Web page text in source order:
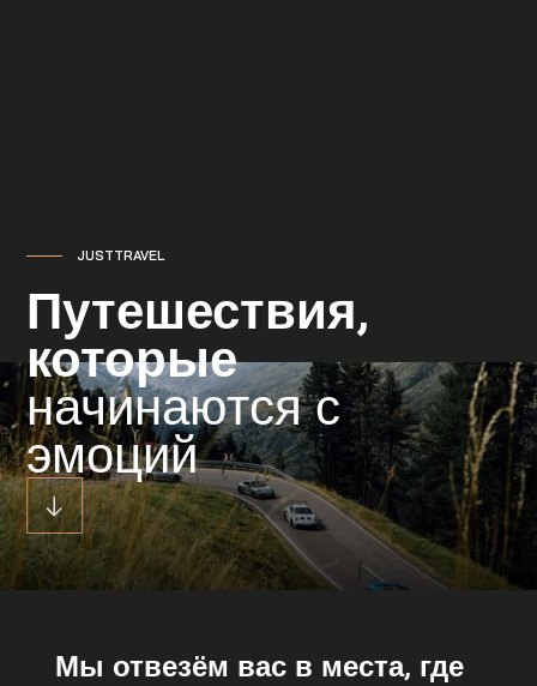
JUSTTRAVEL
Путешествия,
которые
начинаются с
эмоций
Мы отвезём вас в места, где